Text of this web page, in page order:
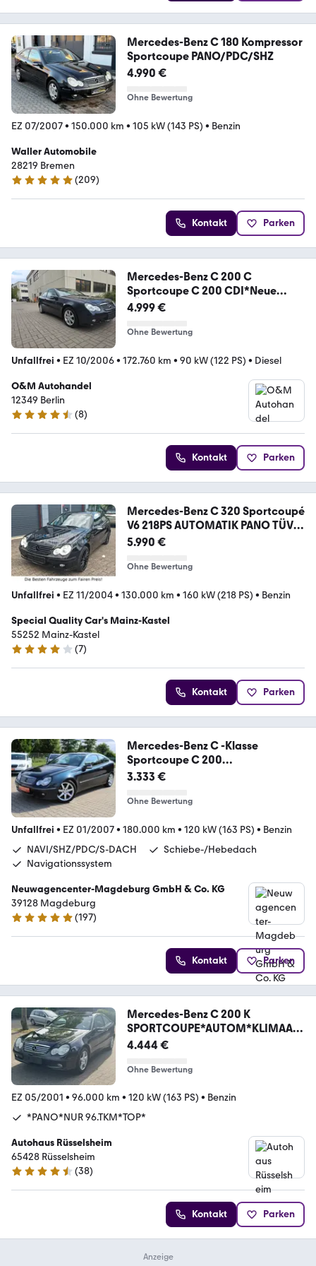
Mercedes-Benz C 180 Kompressor
Sportcoupe PANO/PDC/SHZ
4.990 €
Ohne Bewertung
EZ 07/2007• 150.000 km • 105 kW (143 PS) • Benzin
Waller Automobile
28219 Bremen
4.8 Sterne
(209)
Kontakt Parken
Mercedes-Benz C 200 C
Sportcoupe C 200 CDI*Neue
TÜV*
4.999 €
Ohne Bewertung
Unfallfrei • EZ 10/2006• 172.760 km • 90 kW (122 PS) • Diesel
O&M Autohandel
12349 Berlin
4.7 Sterne
(8)
Kontakt Parken
Mercedes-Benz C 320 Sportcoupé
V6 218PS AUTOMATIK PANO TÜV
NEU
5.990 €
Ohne Bewertung
Unfallfrei • EZ 11/2004• 130.000 km • 160 kW (218 PS) • Benzin
Special Quality Car's Mainz-Kastel
55252 Mainz-Kastel
4.2 Sterne
(7)
Kontakt Parken
Mercedes-Benz C -Klasse
Sportcoupe C 200
Kompressor*NAVI*SHZ*P
3.333 €
Ohne Bewertung
Unfallfrei • EZ 01/2007• 180.000 km • 120 kW (163 PS) • Benzin
NAVI/SHZ/PDC/S-DACH
Schiebe-/Hebedach
Navigationssystem
Neuwagencenter-Magdeburg GmbH & Co. KG
39128 Magdeburg
4.8 Sterne
(197)
Kontakt Parken
Mercedes-Benz C 200 K
SPORTCOUPE*AUTOM*KLIMAA*P
ANO*NUR 96.TKM*
4.444 €
Ohne Bewertung
EZ 05/2001 • 96.000 km • 120 kW (163 PS) • Benzin
*PANO*NUR 96.TKM*TOP*
Autohaus Rüsselsheim
65428 Rüsselsheim
4.4 Sterne
(38)
Kontakt Parken